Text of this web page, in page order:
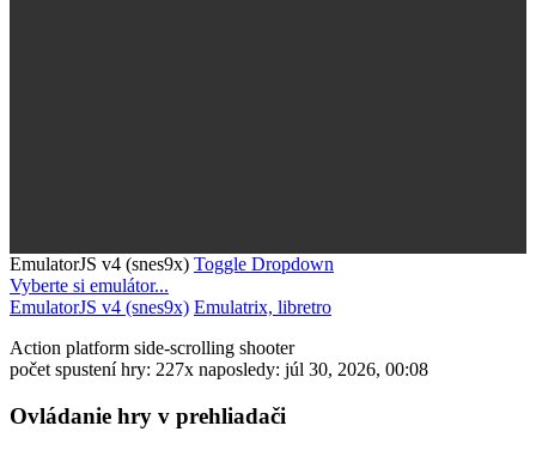
EmulatorJS v4 (snes9x) Toggle Dropdown
Vyberte si emulátor...
EmulatorJS v4 (snes9x) Emulatrix, libretro
Action platform side-scrolling shooter
počet spustení hry: 227x naposledy: júl 30, 2026, 00:08
Ovládanie hry v prehliadači